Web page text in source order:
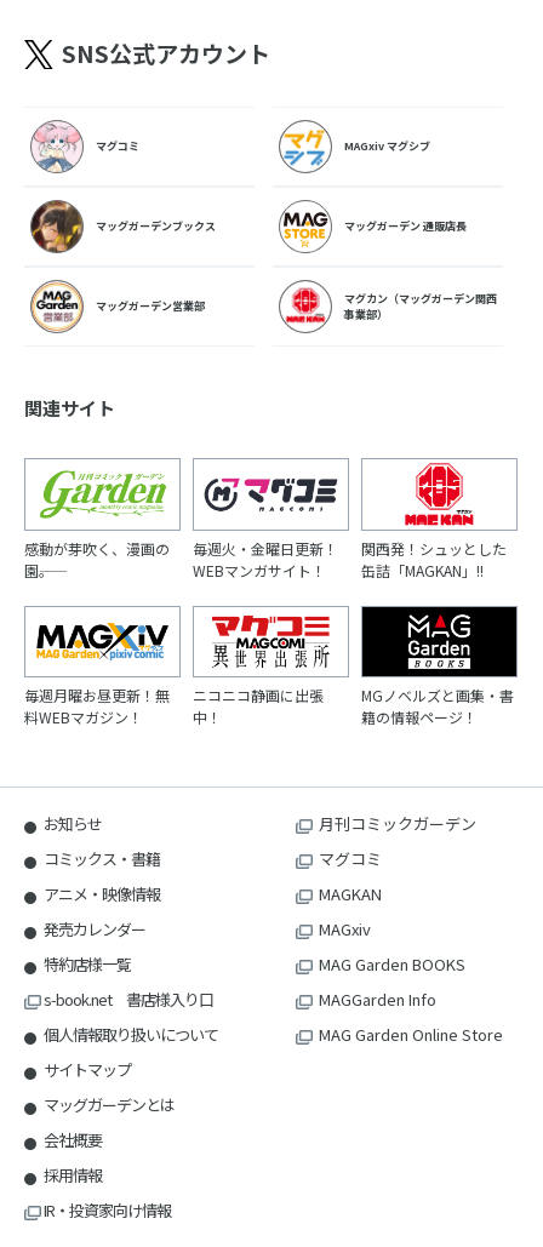
SNS公式アカウント
マグコミ MAGxiv マグシブ
マッグガーデンブックス マッグガーデン 通販店長
マッグガーデン営業部
マグカン（マッグガーデン関西
事業部）
関連サイト
感動が芽吹く、漫画の
園――。
毎週火・金曜日更新！
WEBマンガサイト！
関西発！シュッとした
缶詰「MAGKAN」!!
毎週月曜お昼更新！無
料WEBマガジン！
ニコニコ静画に出張
中！
MGノベルズと画集・書
籍の情報ページ！
お知らせ
コミックス・書籍
アニメ・映像情報
発売カレンダー
特約店様一覧
s-book.net 書店様入り口
個人情報取り扱いについて
サイトマップ
マッグガーデンとは
会社概要
採用情報
IR・投資家向け情報
月刊コミックガーデン
マグコミ
MAGKAN
MAGxiv
MAG Garden BOOKS
MAGGarden Info
MAG Garden Online Store